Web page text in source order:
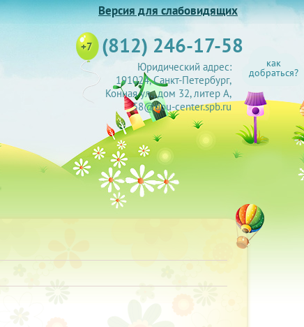
Версия для слабовидящих
+7 (812) 246-17-58
Юридический адрес:
191024, Санкт-Петербург,
Конная ул., дом 32, литер А,
58@dou-center.spb.ru
как
добраться?